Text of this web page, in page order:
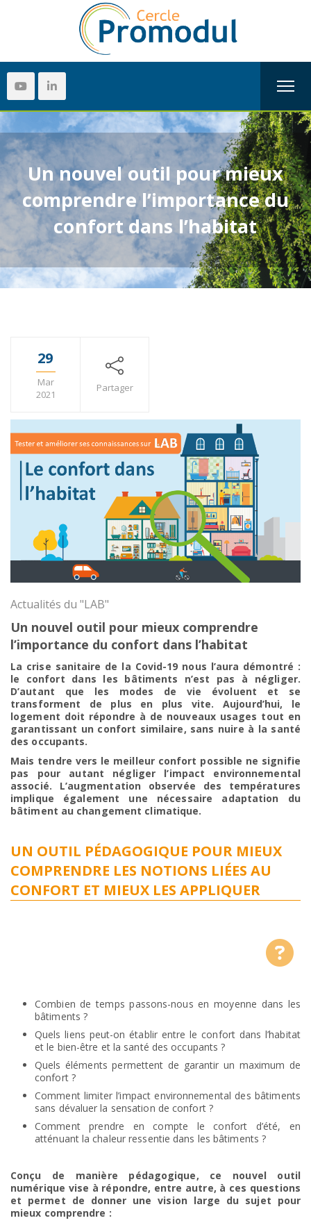
Un nouvel outil pour mieux
comprendre l’importance du
confort dans l’habitat
29
Mar
2021
Partager
Actualités du "LAB"
Un nouvel outil pour mieux comprendre
l’importance du confort dans l’habitat
La crise sanitaire de la Covid-19 nous l’aura démontré :
le confort dans les bâtiments n’est pas à négliger.
D’autant que les modes de vie évoluent et se
transforment de plus en plus vite. Aujourd’hui, le
logement doit répondre à de nouveaux usages tout en
garantissant un confort similaire, sans nuire à la santé
des occupants.
Mais tendre vers le meilleur confort possible ne signifie
pas pour autant négliger l’impact environnemental
associé. L’augmentation observée des températures
implique également une nécessaire adaptation du
bâtiment au changement climatique.
UN OUTIL PÉDAGOGIQUE POUR MIEUX
COMPRENDRE LES NOTIONS LIÉES AU
CONFORT ET MIEUX LES APPLIQUER
Combien de temps passons-nous en moyenne dans les
bâtiments ?
Quels liens peut-on établir entre le confort dans l’habitat
et le bien-être et la santé des occupants ?
Quels éléments permettent de garantir un maximum de
confort ?
Comment limiter l’impact environnemental des bâtiments
sans dévaluer la sensation de confort ?
Comment prendre en compte le confort d’été, en
atténuant la chaleur ressentie dans les bâtiments ?
Conçu de manière pédagogique, ce nouvel outil
numérique vise à répondre, entre autre, à ces questions
et permet de donner une vision large du sujet pour
mieux comprendre :